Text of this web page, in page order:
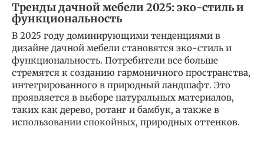
Тренды дачной мебели 2025: эко-стиль и
функциональность
В 2025 году доминирующими тенденциями в
дизайне дачной мебели становятся эко-стиль и
функциональность. Потребители все больше
стремятся к созданию гармоничного пространства,
интегрированного в природный ландшафт. Это
проявляется в выборе натуральных материалов,
таких как дерево, ротанг и бамбук, а также в
использовании спокойных, природных оттенков.